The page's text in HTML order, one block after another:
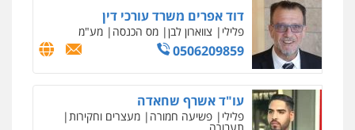
0508824984
מצגר ושות', חברת עורכי דין
נדל"ן / עסקים משפחה תעבורה כלכלי
הוצאה לפועל
0545402829